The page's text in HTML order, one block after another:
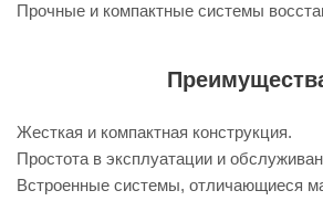
Прочные и компактные системы
Жесткая и компактная конструкция.
Простота в эксплуатации и
Встроенные системы, отличающиеся